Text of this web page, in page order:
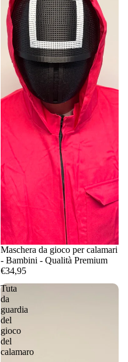
Maschera da gioco per calamari
- Bambini - Qualità Premium
€34,95
Tuta
da
guardia
del
gioco
del
calamaro